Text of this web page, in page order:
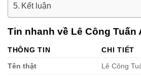
Kết luận
Tin nhanh về Lê Công Tuấn
THÔNG TIN
CHI TIẾT
Tên thật
Lê Công